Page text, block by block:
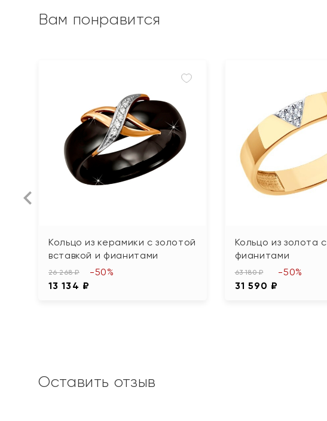
Вам понравится
Кольцо из керамики с золотой
вставкой и фианитами
26 268 ₽
13 134 ₽
-50%
Кольцо из золота с
фианитами
63 180 ₽
31 590 ₽
-50%
Оставить отзыв